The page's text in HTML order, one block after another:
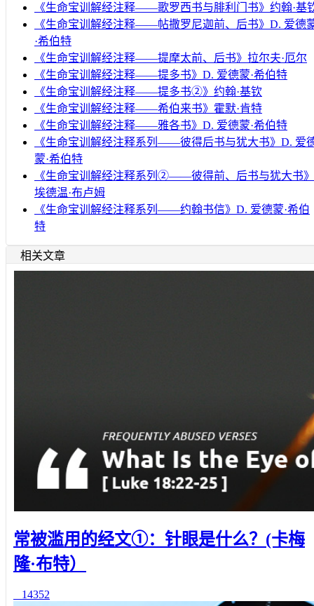
《生命宝训解经注释——歌罗西书与腓利门书》约翰·基
《生命宝训解经注释——帖撒罗尼迦前、后书》D. 爱德
·希伯特
《生命宝训解经注释——提摩太前、后书》拉尔夫·厄尔
《生命宝训解经注释——提多书》D. 爱德蒙·希伯特
《生命宝训解经注释——提多书②》约翰·基钦
《生命宝训解经注释——希伯来书》霍默·肯特
《生命宝训解经注释——雅各书》D. 爱德蒙·希伯特
《生命宝训解经注释系列——彼得后书与犹大书》D. 爱
蒙·希伯特
《生命宝训解经注释系列②——彼得前、后书与犹大书》
埃德温·布卢姆
《生命宝训解经注释系列——约翰书信》D. 爱德蒙·希伯
特
相关文章
常被滥用的经文①：针眼是什么？(卡梅
隆·布特）
14352